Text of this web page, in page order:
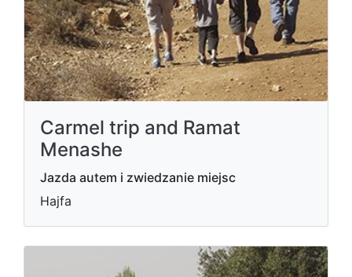
Carmel trip and Ramat
Menashe
Jazda autem i zwiedzanie miejsc
Hajfa